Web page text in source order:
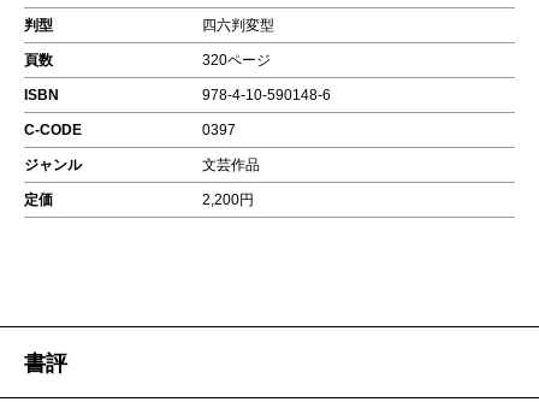
判型 四六判変型
頁数 320ページ
ISBN 978-4-10-590148-6
C-CODE 0397
ジャンル 文芸作品
定価 2,200円
書評